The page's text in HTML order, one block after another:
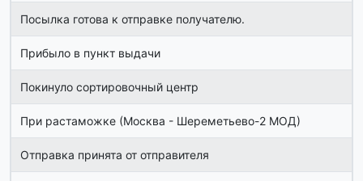
Посылка готова к отправке получателю.
Прибыло в пункт выдачи
Покинуло сортировочный центр
При растаможке (Москва - Шереметьево-2 МОД)
Отправка принята от отправителя